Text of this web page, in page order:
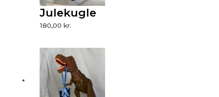
Julekugle
180,00kr.